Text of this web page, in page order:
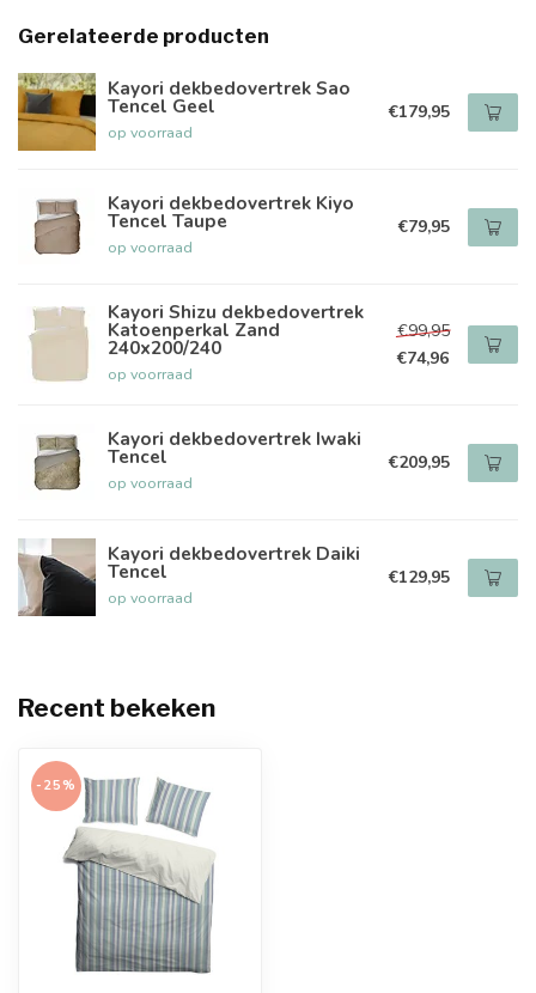
Gerelateerde producten
Kayori dekbedovertrek Sao
Tencel Geel
op voorraad
€179,95
Kayori dekbedovertrek Kiyo
Tencel Taupe
op voorraad
€79,95
Kayori Shizu dekbedovertrek
Katoenperkal Zand
240x200/240
op voorraad
€99,95
€74,96
Kayori dekbedovertrek Iwaki
Tencel
op voorraad
€209,95
Kayori dekbedovertrek Daiki
Tencel
op voorraad
€129,95
Recent bekeken
-25%